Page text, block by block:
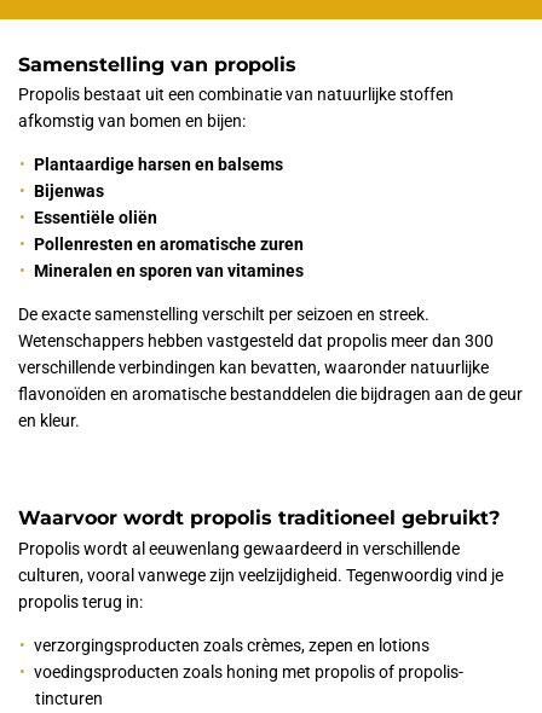
Samenstelling van propolis
Propolis bestaat uit een combinatie van natuurlijke stoffen
afkomstig van bomen en bijen:
Plantaardige harsen en balsems
Bijenwas
Essentiële oliën
Pollenresten en aromatische zuren
Mineralen en sporen van vitamines
De exacte samenstelling verschilt per seizoen en streek.
Wetenschappers hebben vastgesteld dat propolis meer dan 300
verschillende verbindingen kan bevatten, waaronder natuurlijke
flavonoïden en aromatische bestanddelen die bijdragen aan de geur
en kleur.
Waarvoor wordt propolis traditioneel gebruikt?
Propolis wordt al eeuwenlang gewaardeerd in verschillende
culturen, vooral vanwege zijn veelzijdigheid. Tegenwoordig vind je
propolis terug in:
verzorgingsproducten zoals crèmes, zepen en lotions
voedingsproducten zoals honing met propolis of propolis-
tincturen